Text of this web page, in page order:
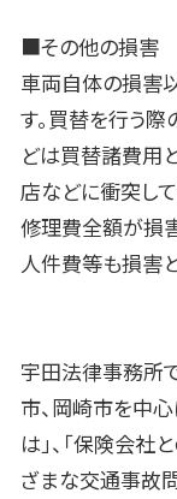
■その他の損害
車両自体の損害
す。買替を行う
どは買替諸費用
店などに衝突し
修理費全額が損
人件費等も損害
宇田法律事務所
市、岡崎市を中心
は」、「保険会社
ざまな交通事故